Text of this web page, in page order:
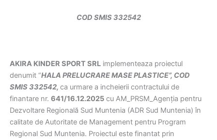
COD SMIS 332542
AKIRA KINDER SPORT SRL implementeaza proiectul
denumit “HALA PRELUCRARE MASE PLASTICE”, COD
SMIS 332542, ca urmare a incheierii contractului de
finantare nr. 641/16.12.2025 cu AM_PRSM_Agenția pentru
Dezvoltare Regională Sud Muntenia (ADR Sud Muntenia) în
calitate de Autoritate de Management pentru Program
Regional Sud Muntenia. Proiectul este finantat prin